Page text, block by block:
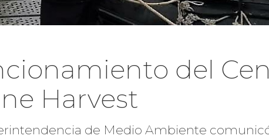
del
Harvest
de Medio Ambiente